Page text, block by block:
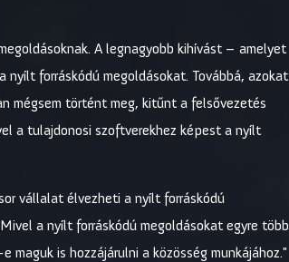
A legnagyobb kihívást – amelyet
forráskódú megoldásokat. Továbbá, azokat
mégsem történt meg, kitűnt a felsővezetés
a tulajdonosi szoftverekhez képest a nyílt
vállalat élvezheti a nyílt forráskódú
a nyílt forráskódú megoldásokat egyre több
is hozzájárulni a közösség munkájához."